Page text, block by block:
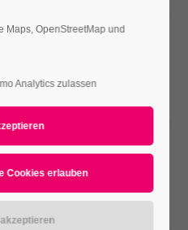
Maps, OpenStreetMap und
Analytics zulassen